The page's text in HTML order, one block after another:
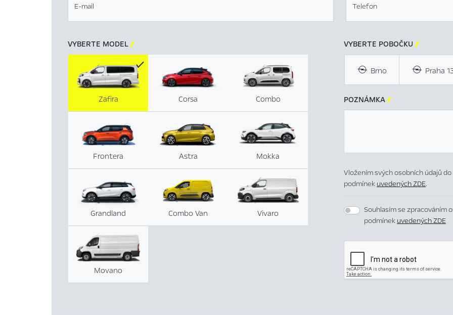
E-mail Telefon
VYBERTE MODEL 
Corsa Combo
Frontera Astra Mokka
Grandland
Zafira
Combo Van Vivaro
Movano
VYBERTE POBOČKU 
Brno Praha
POZNÁMKA 
Vložením svých osobních údajů
podmínek uvedených ZDE.
Souhlasím se zpracováním
podmínek uvedených ZDE